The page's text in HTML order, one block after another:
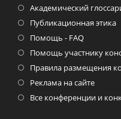
Академический
Публикационная этика
Помощь - FAQ
Помощь участнику
Правила размещения
Реклама на сайте
Все конференции и